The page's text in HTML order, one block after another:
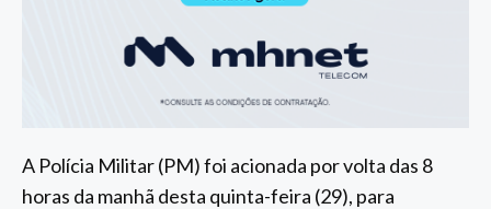
A Polícia Militar (PM) foi acionada por volta das 8
horas da manhã desta quinta-feira (29), para